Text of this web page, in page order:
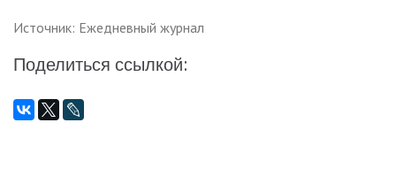
Источник: Ежедневный журнал
Поделиться ссылкой: